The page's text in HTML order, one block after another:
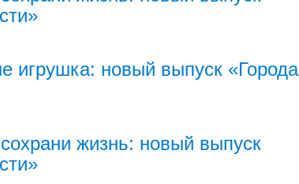
игрушка: новый выпуск «Города
жизнь: новый выпуск